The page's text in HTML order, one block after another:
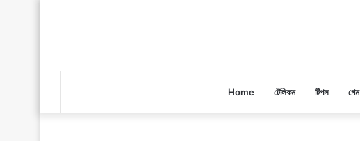
Home টেলিকম টিপস গেম